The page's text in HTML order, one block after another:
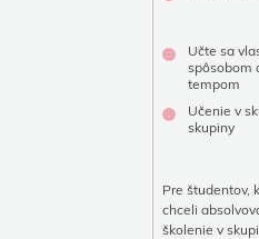
Učte sa
spôsobom
tempom
Učenie v
skupiny
Pre študentov,
chceli
školenie v